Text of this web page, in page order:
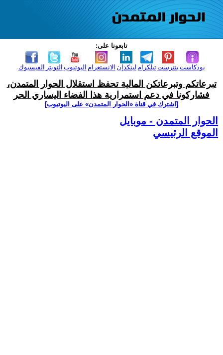
تابعونا على:
الفيسبوك التويتر اليوتيوب الانستغرام لينكدإن تيلكرامبنترست بودكاست
تبرعاتكم وتبرعاتكن المالية تحفظ استقلال الحوار المتمدن،
فشاركونا في دعم استمرارية هذا الفضاء اليساري الحر
[اشترك في قناة ‫«الحوار المتمدن» على اليوتيوب]
الحوار المتمدن - موبايل
الموقع الرئيسي